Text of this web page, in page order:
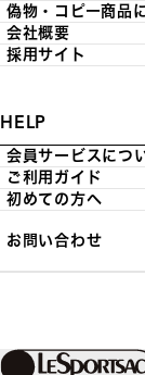
偽物・コピー商品
会社概要
採用サイト
HELP
会員サービスにつ
ご利用ガイド
初めての方へ
お問い合わせ